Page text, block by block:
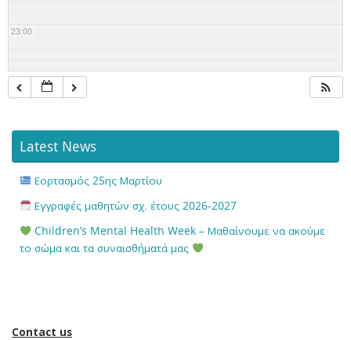
23:00
Latest News
Εορτασμός 25ης Μαρτίου
Εγγραφές μαθητών σχ. έτους 2026-2027
Children’s Mental Health Week – Μαθαίνουμε να ακούμε
το σώμα και τα συναισθήματά μας
Contact us